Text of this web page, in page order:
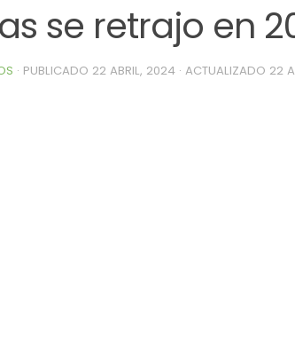
se retrajo en
· PUBLICADO 22 ABRIL, 2024 · ACTUALIZADO 22